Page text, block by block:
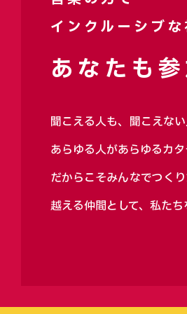
インクルーシブ
あなたも
聞こえる人も、聞こえな
あらゆる人があらゆるカタ
だからこそみんなでつく
越える仲間として、私たち